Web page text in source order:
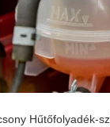
Hűtőfolyadék-